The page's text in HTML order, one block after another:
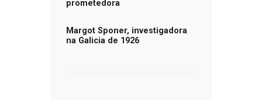
prometedora
Margot Sponer, investigadora
na Galicia de 1926